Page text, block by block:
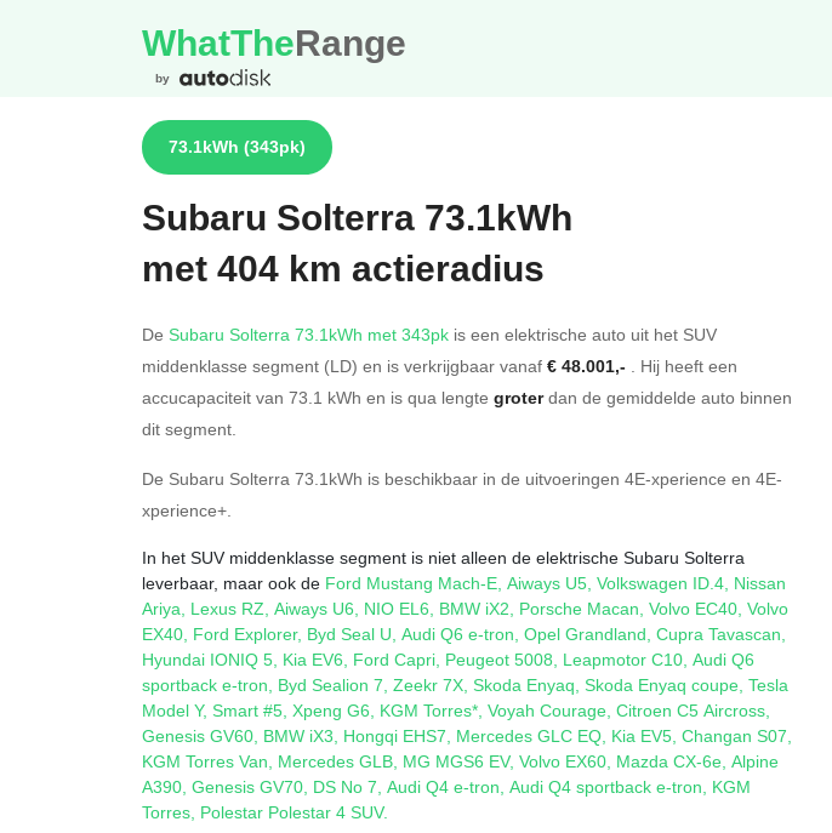
WhatTheRange
by
73.1kWh (343pk)
Subaru Solterra 73.1kWh
met 404 km actieradius
De Subaru Solterra 73.1kWh met 343pk is een elektrische auto uit het SUV
middenklasse segment (LD) en is verkrijgbaar vanaf € 48.001,- . Hij heeft een
accucapaciteit van 73.1 kWh en is qua lengte groterdan de gemiddelde auto binnen
dit segment.
De Subaru Solterra 73.1kWh is beschikbaar in de uitvoeringen 4E-xperience en 4E-
xperience+.
In het SUV middenklasse segment is niet alleen de elektrische Subaru Solterra
leverbaar, maar ook de Ford Mustang Mach-E, Aiways U5, Volkswagen ID.4, Nissan
Ariya, Lexus RZ, Aiways U6, NIO EL6, BMW iX2, Porsche Macan, Volvo EC40, Volvo
EX40, Ford Explorer, Byd Seal U, Audi Q6 e-tron, Opel Grandland, Cupra Tavascan,
Hyundai IONIQ 5, Kia EV6, Ford Capri, Peugeot 5008, Leapmotor C10, Audi Q6
sportback e-tron, Byd Sealion 7, Zeekr 7X, Skoda Enyaq, Skoda Enyaq coupe, Tesla
Model Y, Smart #5, Xpeng G6, KGM Torres*, Voyah Courage, Citroen C5 Aircross,
Genesis GV60, BMW iX3, Hongqi EHS7, Mercedes GLC EQ, Kia EV5, Changan S07,
KGM Torres Van, Mercedes GLB, MG MGS6 EV, Volvo EX60, Mazda CX-6e, Alpine
A390, Genesis GV70, DS No 7, Audi Q4 e-tron, Audi Q4 sportback e-tron, KGM
Torres, Polestar Polestar 4 SUV.